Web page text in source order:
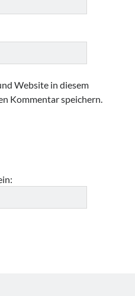
Website in diesem
Kommentar speichern.